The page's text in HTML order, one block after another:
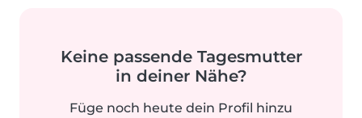
Keine passende Tagesmutter
in deiner Nähe?
Füge noch heute dein Profil hinzu